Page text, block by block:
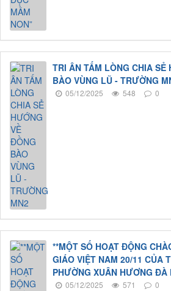
TRI ÂN TẤM LÒNG CHIA SẺ
BÀO VÙNG LŨ - TRƯỜNG
05/12/2025 548 0
**MỘT SỐ HOẠT ĐỘNG
GIÁO VIỆT NAM 20/11 CỦA
PHƯỜNG XUÂN HƯƠNG ĐÀ
05/12/2025 571 0